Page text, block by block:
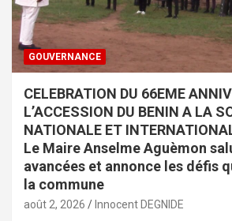
GOUVERNANCE
CELEBRATION DU 66EME
L’ACCESSION DU BENIN A LA
NATIONALE ET
Le Maire Anselme Aguèmon
avancées et annonce les défis
la commune
août 2, 2026 Innocent DEGNIDE